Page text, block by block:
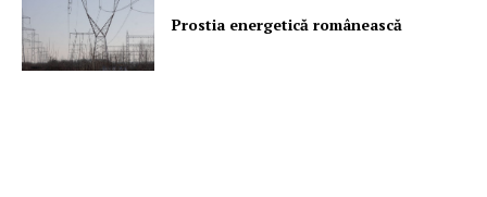
Prostia energetică românească